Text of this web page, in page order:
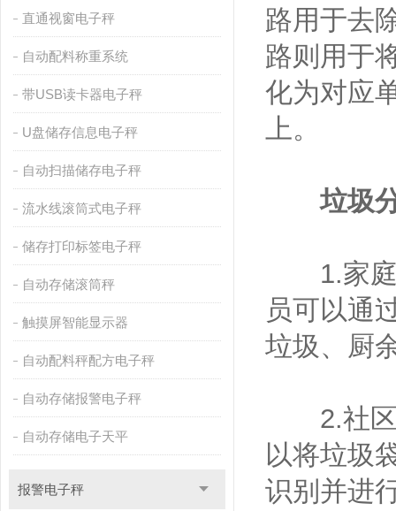
直通视窗电子秤
自动配料称重系统
带USB读卡器电子秤
U盘储存信息电子秤
自动扫描储存电子秤
流水线滚筒式电子秤
储存打印标签电子秤
自动存储滚筒秤
触摸屏智能显示器
自动配料秤配方电子秤
自动存储报警电子秤
自动存储电子天平
报警电子秤
路用于去
路则用于
化为对应
上。
垃圾
1.家庭
员可以通
垃圾、厨
2.社区
以将垃圾
识别并进